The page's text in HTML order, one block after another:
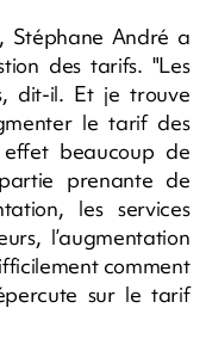
Stéphane André a
des tarifs. "Les
dit-il. Et je trouve
le tarif des
effet beaucoup de
prenante de
les services
l’augmentation
comment
sur le tarif